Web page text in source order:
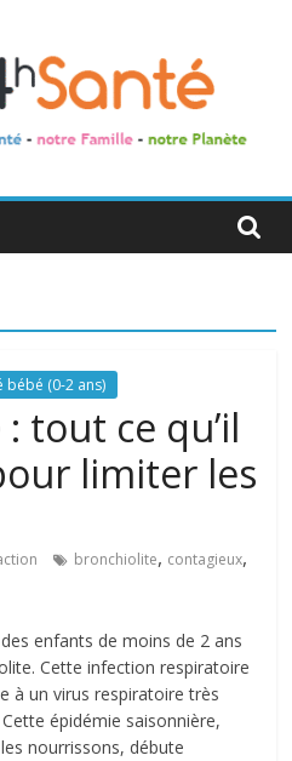
bébé (0-2 ans)
tout ce qu’il
limiter les
bronchiolite, contagieux,
enfants de moins de 2 ans
Cette infection respiratoire
à un virus respiratoire très
épidémie saisonnière,
nourrissons, débute